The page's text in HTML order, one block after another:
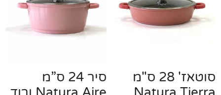
סוטאז' 28 ס"מ
סיר 24 ס”מ